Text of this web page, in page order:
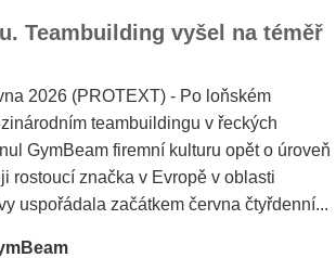
Teambuilding vyšel na téměř
2026 (PROTEXT) - Po loňském
teambuildingu v řeckých
GymBeam firemní kulturu opět o úroveň
rostoucí značka v Evropě v oblasti
uspořádala začátkem června čtyřdenní...